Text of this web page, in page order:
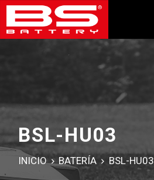
BSL-HU03
INICIO BATERÍA BSL-HU03